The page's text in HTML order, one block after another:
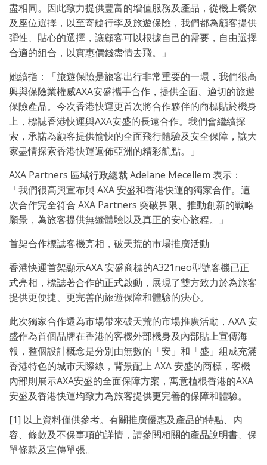
盡相同。因此致力提供豐富的增值服務及產品，從機上餐飲
及座位選擇，以至寄艙行李及旅遊保險，我們都為顧客提供
彈性、貼心的選擇，讓顧客可以根據自己的需要，自由選擇
合適的組合，以實惠價錢盡情去飛。」
她續指：「旅遊保險是旅客出行非常重要的一環，我們很高
興與保險業權威AXA安盛攜手合作，提供全面、適切的旅遊
保險產品。今次香港快運更首次將合作夥伴的商標貼於機身
上，標誌香港快運與AXA安盛的長遠合作。我們會繼續探
索，承諾為顧客提供愉快的全面飛行體驗及安全保障，讓大
家盡情探索香港快運遍佈亞洲的精彩航點。」
AXA Partners 區域行政總裁 Adelane Mecellem 表示：
「我們很高興宣布與 AXA 安盛和香港快運的獨家合作。這
次合作完全符合 AXA Partners 突破界限、推動創新的戰略
願景，為旅客提供無縫體驗以及真正的安心旅程。」
首架合作標誌客機亮相，破天荒的市場推廣活動
香港快運首架顯示AXA 安盛商標的A321neo型號客機已正
式亮相，標誌著合作的正式啟動，展現了雙方致力於為旅客
提供更便捷、更完善的旅遊保障和體驗的決心。
此次獨家合作還為市場帶來破天荒的市場推廣活動，AXA 安
盛作為首個品牌在香港的客機外部機身及內部貼上宣傳海
報，整個設計概念是分別由無數的「安」和「盛」組成充滿
香港特色的城市天際線，背景配上 AXA 安盛的商標，客機
內部則展示AXA安盛的全面保障方案，寓意植根香港的AXA
安盛及香港快運均致力為旅客提供更完善的保障和體驗。
[1] 以上資料僅供參考。有關推廣優惠及產品的特點、內
容、條款及不保事項的詳情，請參閱相關的產品說明書、保
單條款及宣傳單張。